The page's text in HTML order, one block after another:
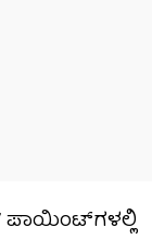
ಪಾಯಿಂಟ್‌ಗಳಲ್ಲಿ